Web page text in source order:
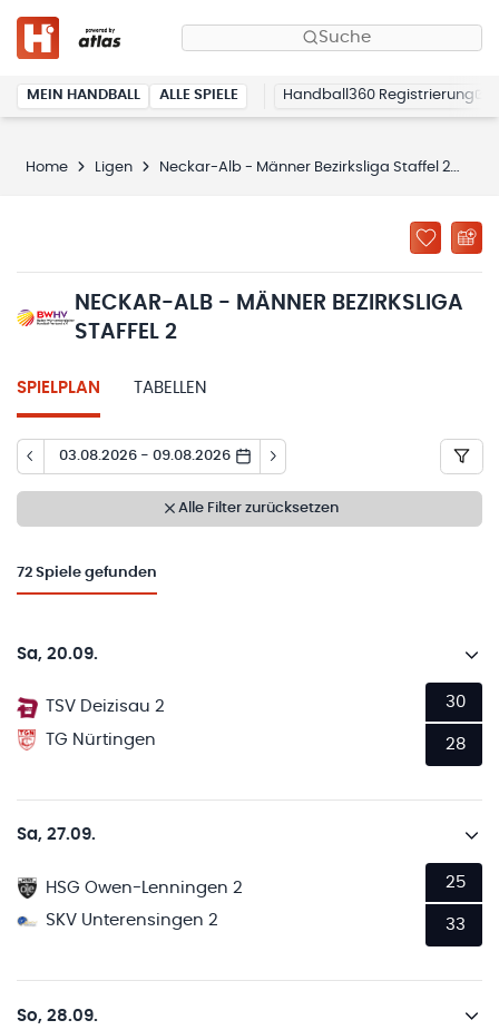
Suche
MEIN HANDBALL ALLE SPIELE Handball360 Registrierung
Home Ligen Neckar-Alb - Männer Bezirksliga Staffel 2
NECKAR-ALB - MÄNNER BEZIRKSLIGA
STAFFEL 2
SPIELPLAN TABELLEN
03.08.2026 - 09.08.2026
Alle Filter zurücksetzen
72 Spiele gefunden
Sa, 20.09.
TSV Deizisau 2
TG Nürtingen
30
28
Sa, 27.09.
HSG Owen-Lenningen 2
SKV Unterensingen 2
25
33
So, 28.09.